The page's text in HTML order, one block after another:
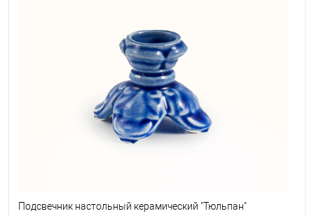
Подсвечник настольный керамический "Тюльпан"